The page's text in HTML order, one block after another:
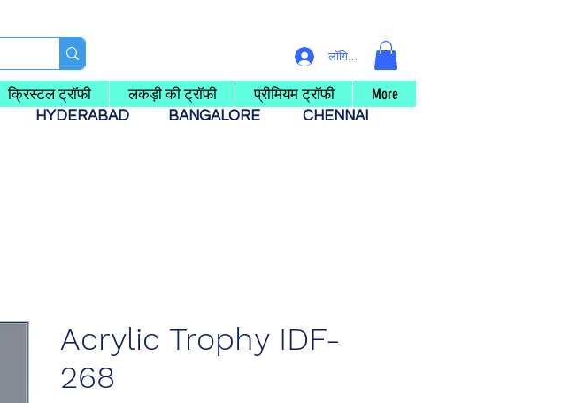
लॉगिन करें
क्रिस्टल ट्रॉफी लकड़ी की ट्रॉफी प्रीमियम ट्रॉफी More
HYDERABAD BANGALORE
CHENNAI
Acrylic Trophy IDF-
268